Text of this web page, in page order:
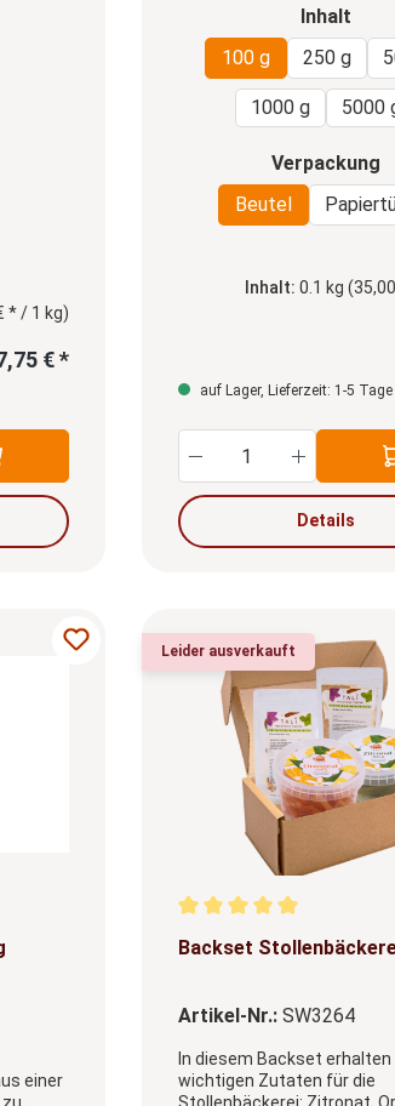
benutze die
* / 1 kg)
€ *
den gewünschten Wert
Pekannusskerne und
Inhalt
100 g
250 g
1000 g 5000
Verpackung
Beutel
Inhalt: 0.1 kg
auf Lager, Lieferzeit: 1-5 Tage
Produkt
Details
einer
Leider ausverkauft
Durchschnittliche
Backset
Artikel-Nr.: SW3264
In diesem Backset erhalten
wichtigen Zutaten für die